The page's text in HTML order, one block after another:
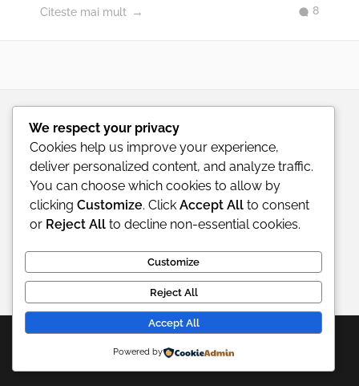
Citeste mai mult 8
© 2026 Doza de Farmacie. All rights reserved.
We respect your privacy
Cookies help us improve your experience,
deliver personalized content, and analyze traffic.
You can choose which cookies to allow by
clicking Customize. Click Accept All to consent
or Reject All to decline non-essential cookies.
Customize
Reject All
Accept All
Powered by